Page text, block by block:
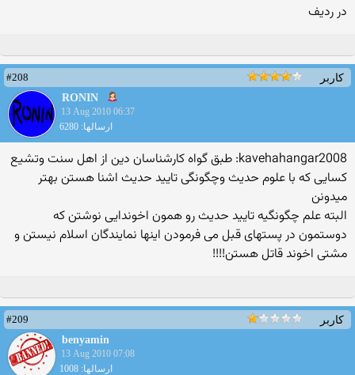
در ردیف
کاربر
#208
RONIN
13 Aug 2010 06:37
ارسالها: 6280
kavehahangar2008: طبق گواه كارشناسان دین از اهل سنت وتشیع
كسایی كه با علوم حدیث وچگونگی تایید حدیث اشنا هستن بهتر
میدونن
البته علم چگونگیه تایید حدیث رو همون اخوندایی نوشتن كه
دوستمون در پستهای قبل می فرمودن اینها نمایندگان اسلام نیستن و
مشتی اخوند قاتل هستن!!!!
کاربر
#209
benyamin
13 Aug 2010 07:08
ارسالها: 1008